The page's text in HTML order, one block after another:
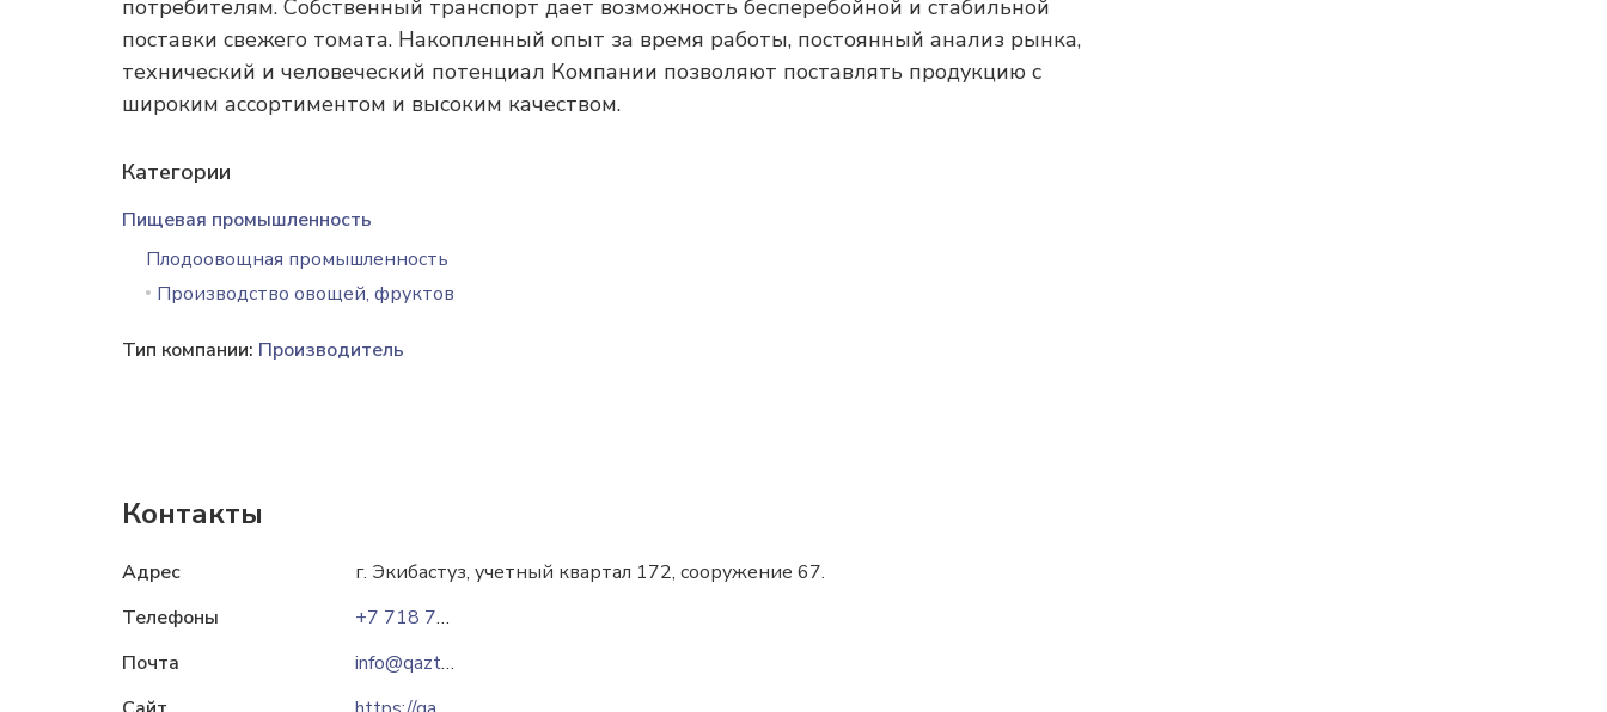
потребителям. Собственный транспорт дает возможность бесперебойной и стабильной
поставки свежего томата. Накопленный опыт за время работы, постоянный анализ рынка,
технический и человеческий потенциал Компании позволяют поставлять продукцию с
широким ассортиментом и высоким качеством.
Категории
Пищевая промышленность
Плодоовощная промышленность
Производство овощей, фруктов
Тип компании: Производитель
Контакты
Адрес
г. Экибастуз, учетный квартал 172, сооружение 67.
Телефоны
+7 718 727-86-80
Почта
info@qaztomat.kz